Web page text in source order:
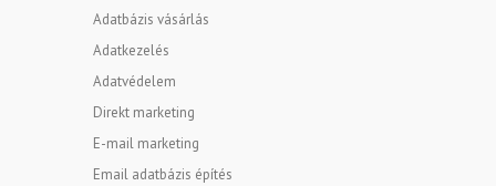
Adatbázis vásárlás
Adatkezelés
Adatvédelem
Direkt marketing
E-mail marketing
Email adatbázis építés